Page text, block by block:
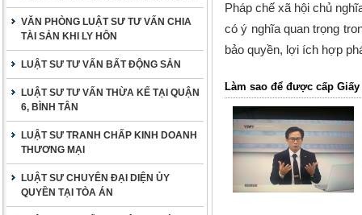
VĂN PHÒNG LUẬT SƯ TƯ VẤN CHIA
TÀI SẢN KHI LY HÔN
LUẬT SƯ TƯ VẤN BẤT ĐỘNG SẢN
LUẬT SƯ TƯ VẤN THỪA KẾ TẠI QUẬN
6, BÌNH TÂN
LUẬT SƯ TRANH CHẤP KINH DOANH
THƯƠNG MẠI
LUẬT SƯ CHUYÊN ĐẠI DIỆN ỦY
QUYỀN TẠI TÒA ÁN
Pháp chế xã hội chủ
có ý nghĩa quan trọng
bảo quyền, lợi ích hợp
Làm sao để được cấp